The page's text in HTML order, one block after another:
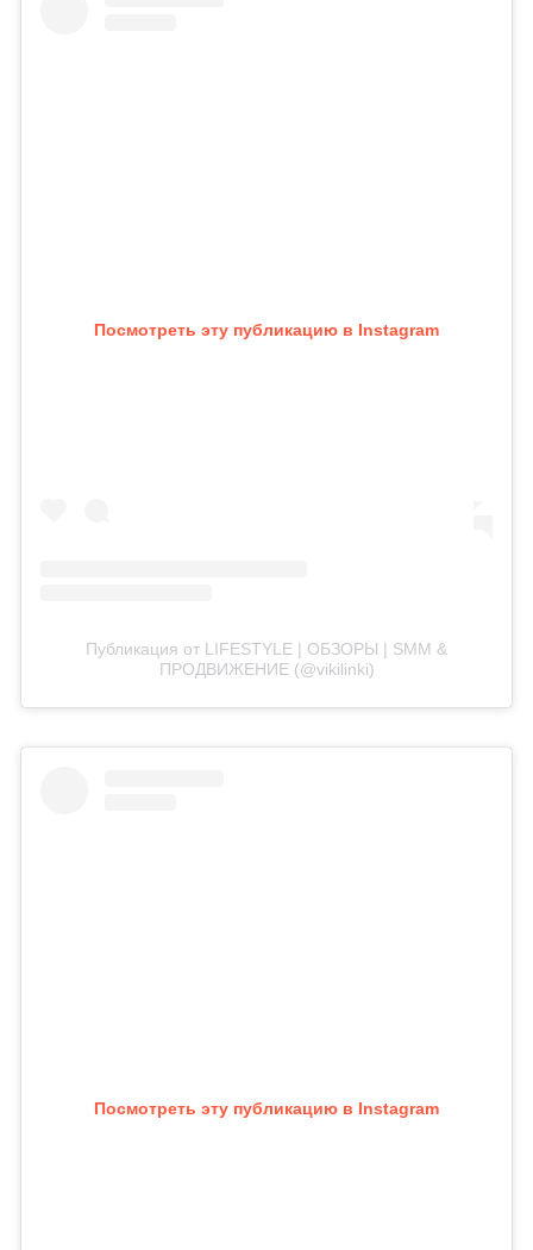
Посмотреть эту публикацию в Instagram
Публикация от LIFESTYLE | ОБЗОРЫ | SMM &
ПРОДВИЖЕНИЕ (@vikilinki)
Посмотреть эту публикацию в Instagram